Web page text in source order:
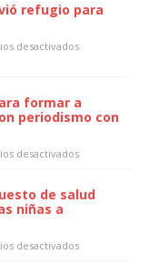
refugio para
desactivados
formar a
periodismo con
desactivados
de salud
niñas a
desactivados